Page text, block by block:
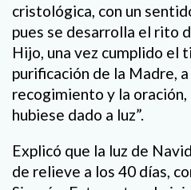
cristológica, con un
pues se desarrolla el rito
Hijo, una vez cumplido el
purificación de la Madre,
recogimiento y la oración,
hubiese dado a luz”.
Explicó que la luz de
de relieve a los 40 días,